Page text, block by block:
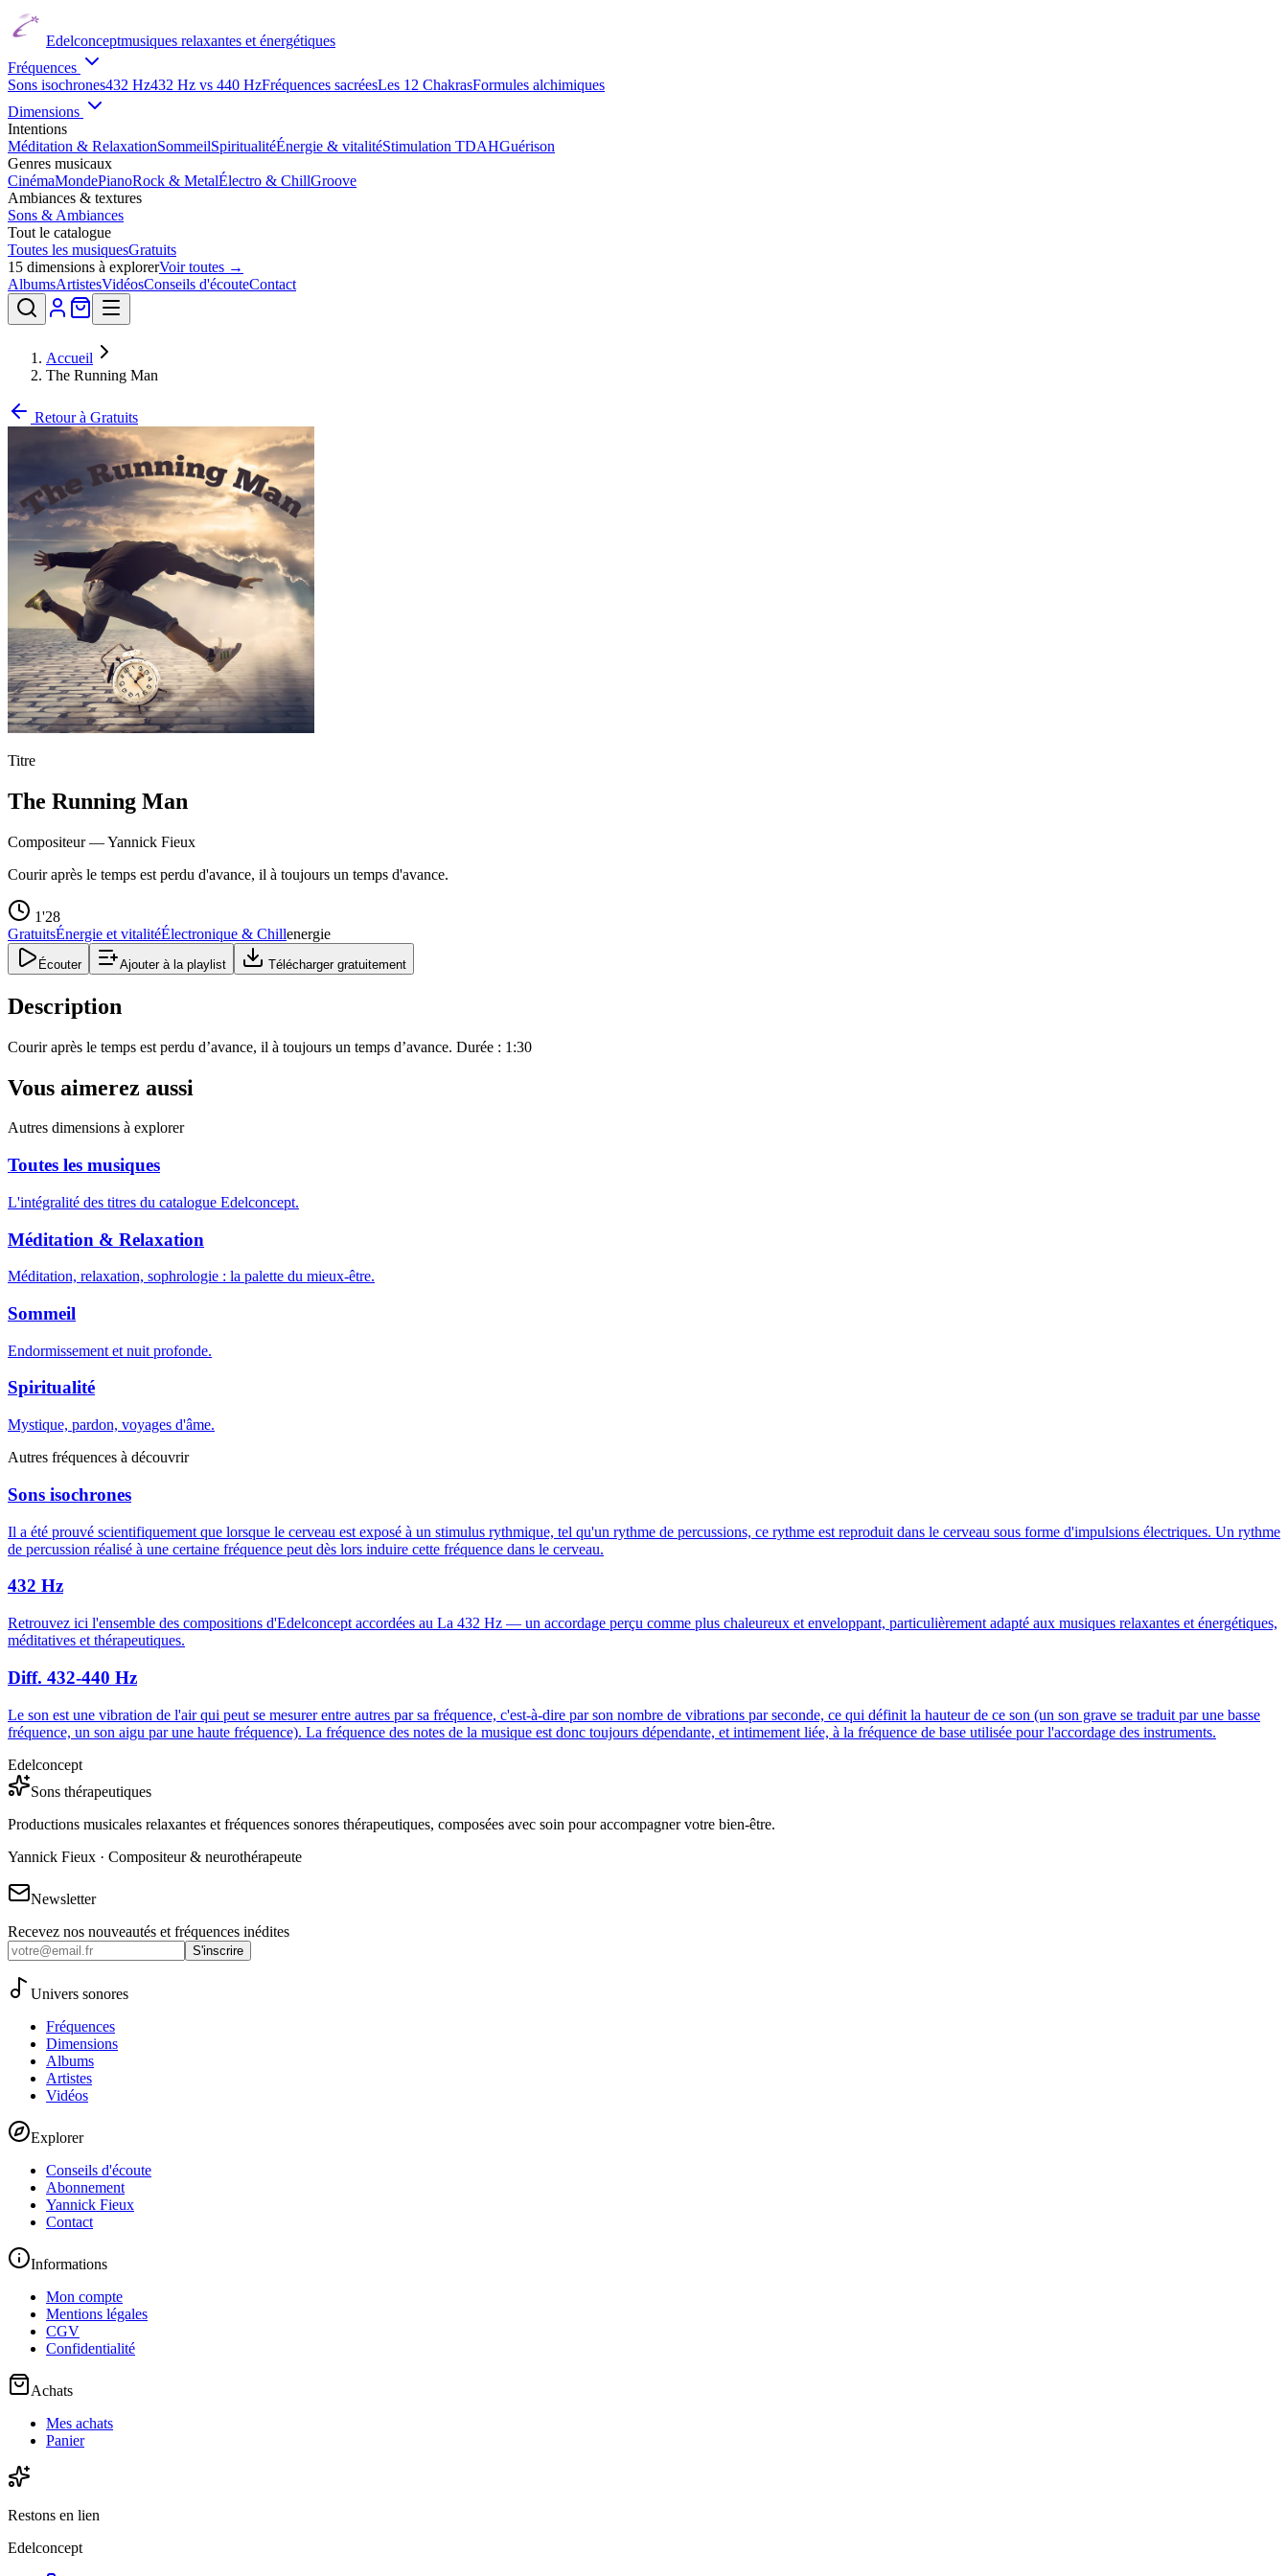
Edelconceptmusiques relaxantes et énergétiques
Fréquences
Sons isochrones432 Hz432 Hz vs 440 HzFréquences sacréesLes 12 ChakrasFormules alchimiques
Dimensions
Intentions
Méditation & RelaxationSommeilSpiritualitéÉnergie & vitalitéStimulation TDAHGuérison
Genres musicaux
CinémaMondePianoRock & MetalÉlectro & ChillGroove
Ambiances & textures
Sons & Ambiances
Tout le catalogue
Toutes les musiquesGratuits
15 dimensions à explorerVoir toutes →
AlbumsArtistesVidéosConseils d'écouteContact
Accueil
The Running Man
Retour à Gratuits
Titre
The Running Man
Compositeur —Yannick Fieux
Courir après le temps est perdu d'avance, il à toujours un temps d'avance.
1'28
GratuitsÉnergie et vitalitéÉlectronique & Chillenergie
Écouter Ajouter à la playlist Télécharger gratuitement
Description
Courir après le temps est perdu d’avance, il à toujours un temps d’avance. Durée : 1:30
Vous aimerez aussi
Autres dimensions à explorer
Toutes les musiques
L'intégralité des titres du catalogue Edelconcept.
Méditation & Relaxation
Méditation, relaxation, sophrologie : la palette du mieux-être.
Sommeil
Endormissement et nuit profonde.
Spiritualité
Mystique, pardon, voyages d'âme.
Autres fréquences à découvrir
Sons isochrones
Il a été prouvé scientifiquement que lorsque le cerveau est exposé à un stimulus rythmique, tel qu'un rythme de percussions, ce rythme est reproduit dans le cerveau sous forme d'impulsions électriques. Un rythme
de percussion réalisé à une certaine fréquence peut dès lors induire cette fréquence dans le cerveau.
432 Hz
Retrouvez ici l'ensemble des compositions d'Edelconcept accordées au La 432 Hz — un accordage perçu comme plus chaleureux et enveloppant, particulièrement adapté aux musiques relaxantes et énergétiques,
méditatives et thérapeutiques.
Diff. 432-440 Hz
Le son est une vibration de l'air qui peut se mesurer entre autres par sa fréquence, c'est-à-dire par son nombre de vibrations par seconde, ce qui définit la hauteur de ce son (un son grave se traduit par une basse
fréquence, un son aigu par une haute fréquence). La fréquence des notes de la musique est donc toujours dépendante, et intimement liée, à la fréquence de base utilisée pour l'accordage des instruments.
Edelconcept
Sons thérapeutiques
Productions musicales relaxantes et fréquences sonores thérapeutiques, composées avec soin pour accompagner votre bien-être.
Yannick Fieux · Compositeur & neurothérapeute
Newsletter
Recevez nos nouveautés et fréquences inédites
S'inscrire
Univers sonores
Fréquences
Dimensions
Albums
Artistes
Vidéos
Explorer
Conseils d'écoute
Abonnement
Yannick Fieux
Contact
Informations
Mon compte
Mentions légales
CGV
Confidentialité
Achats
Mes achats
Panier
Restons en lien
Edelconcept